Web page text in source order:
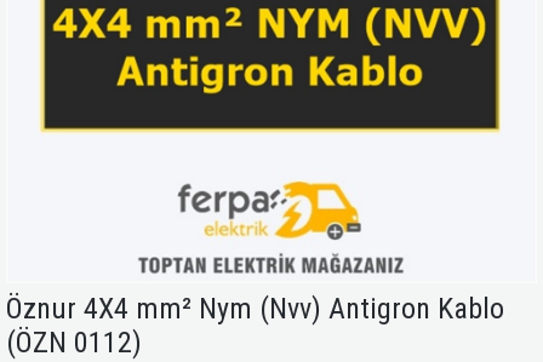
Öznur 4X4 mm² Nym (Nvv) Antigron Kablo
(ÖZN 0112)